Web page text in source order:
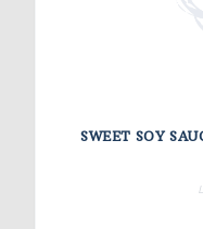
SWEET SOY